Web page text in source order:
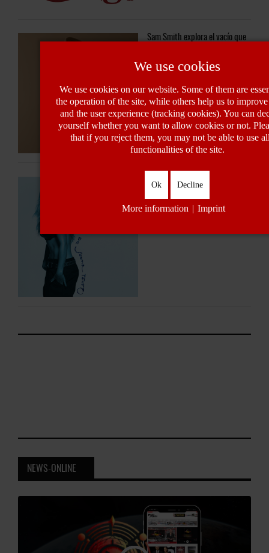
Sam Smith explora el vacío que
Karol
G y Bruno Mars presentan
“Still”, un encuentro entre dos
mundos que habla de lo que
permanece
NEWS-ONLINE
We use cookies
We use cookies on our website. Some of them are
the operation of the site, while others help us to
and the user experience (tracking cookies). You can
yourself whether you want to allow cookies or not.
that if you reject them, you may not be able to use
functionalities of the site.
Ok Decline
More information | Imprint